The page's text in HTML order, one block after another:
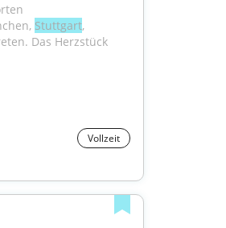
Stuttgart,
Das Herzstück
Vollzeit